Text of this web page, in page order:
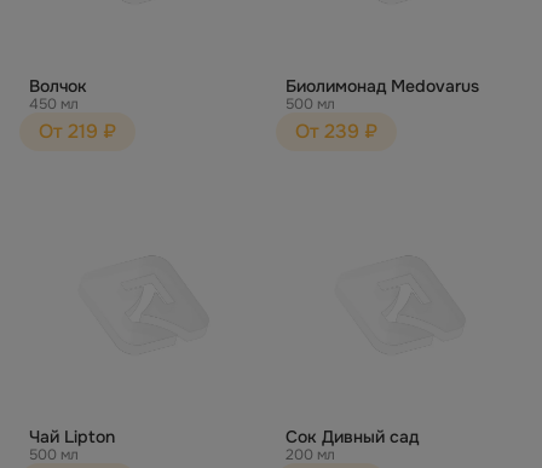
Волчок
450 мл
От 219 ₽
Биолимонад Medovarus
500 мл
От 239 ₽
Чай Lipton
500 мл
Сок Дивный сад
200 мл